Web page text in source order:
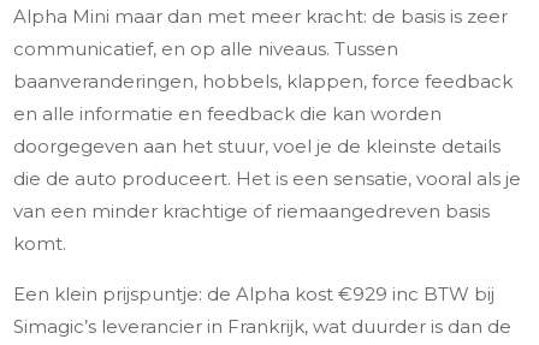
Alpha Mini maar dan met meer kracht: de basis is zeer
communicatief, en op alle niveaus. Tussen
baanveranderingen, hobbels, klappen, force feedback
en alle informatie en feedback die kan worden
doorgegeven aan het stuur, voel je de kleinste details
die de auto produceert. Het is een sensatie, vooral als je
van een minder krachtige of riemaangedreven basis
komt.
Een klein prijspuntje: de Alpha kost €929 inc BTW bij
Simagic’s leverancier in Frankrijk, wat duurder is dan de